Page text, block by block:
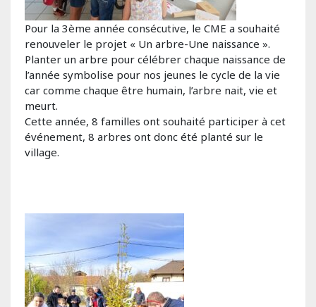
Pour la 3ème année consécutive, le CME a souhaité
renouveler le projet « Un arbre-Une naissance ».
Planter un arbre pour célébrer chaque naissance de
l’année symbolise pour nos jeunes le cycle de la vie
car comme chaque être humain, l’arbre nait, vie et
meurt.
Cette année, 8 familles ont souhaité participer à cet
événement, 8 arbres ont donc été planté sur le
village.